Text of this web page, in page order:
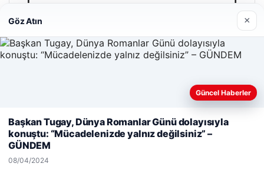
Enes Kaplan Avukatlık Bürosu
deneyiminizi kişiselleştirmek ve geliştirmek amacıyla çerezler
kullanıyoruz.Çerez Politikamız
Göz Atın ×
Güncel Haberler
Başkan Tugay, Dünya Romanlar Günü dolayısıyla
konuştu: “Mücadelenizde yalnız değilsiniz” –
GÜNDEM
08/04/2024